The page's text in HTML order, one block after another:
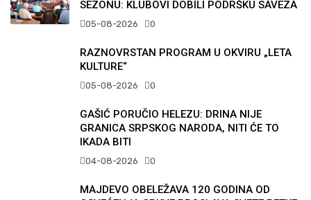
SEZONU: KLUBOVI DOBILI PODRŠKU SAVEZA
05-08-2026 0
RAZNOVRSTAN PROGRAM U OKVIRU „LETA
KULTURE“
05-08-2026 0
GAŠIĆ PORUČIO HELEZU: DRINA NIJE
GRANICA SRPSKOG NARODA, NITI ĆE TO
IKADA BITI
04-08-2026 0
MAJDEVO OBELEŽAVA 120 GODINA OD